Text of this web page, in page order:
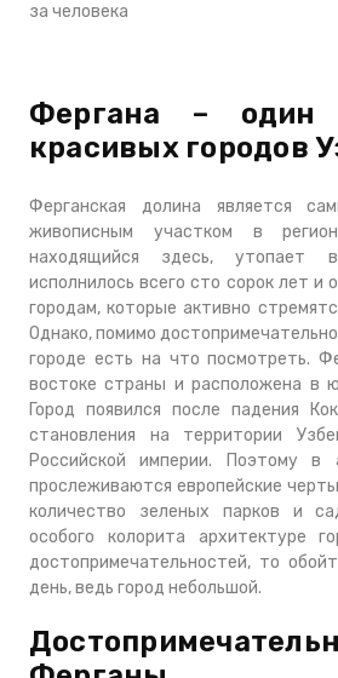
за человека
Фергана –
красивых городов
Ферганская долина является
живописным участком в
находящийся здесь, утопает
исполнилось всего сто сорок лет и
городам, которые активно
Однако, помимо
городе есть на что посмотреть.
востоке страны и расположена в
Город появился после падения
становления на территории
Российской империи. Поэтому в
прослеживаются европейские
количество зеленых парков и
особого колорита архитектуре
достопримечательностей, то
день, ведь город небольшой.